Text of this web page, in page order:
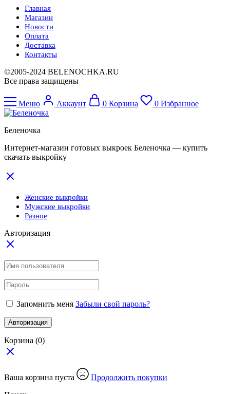
Главная
Магазин
Новости
Оплата
Доставка
Контакты
©2005-2024 BELENOCHKA.RU
Все права защищены
Меню Аккаунт 0 Корзина 0 Избранное
Беленочка
Интернет-магазин готовых выкроек Беленочка — купить
скачать выкройку
Женские выкройки
Мужские выкройки
Разное
Авторизация
Запомнить меня Забыли свой пароль?
Авторизация
Корзина (0)
Ваша корзина пуста
Продолжить покупки